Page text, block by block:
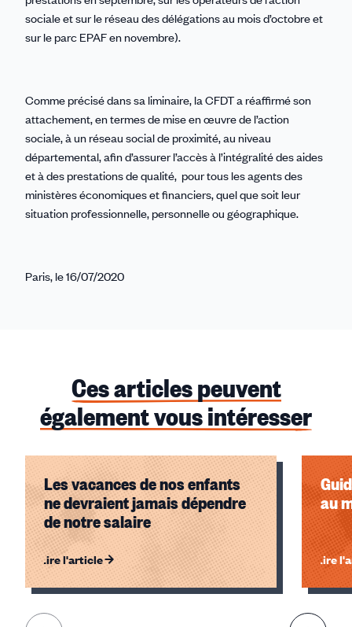
sociale et sur le réseau des délégations au mois d’octobre et
sur le parc EPAF en novembre).
Comme précisé dans sa liminaire, la CFDT a réaffirmé son
attachement, en termes de mise en œuvre de l’action
sociale, à un réseau social de proximité, au niveau
départemental, afin d’assurer l’accès à l’intégralité des aides
et à des prestations de qualité, pour tous les agents des
ministères économiques et financiers, quel que soit leur
situation professionnelle, personnelle ou géographique.
Paris, le 16/07/2020
Ces articles peuvent
également vous intéresser
Les vacances de nos enfants
ne devraient jamais dépendre
de notre salaire
Lire l'article
au
Lire